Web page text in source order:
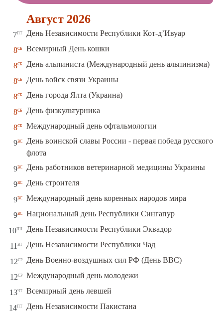
Август 2026
7пт День Независимости Республики Кот-д’Ивуар
8сб Всемирный День кошки
8сб День альпиниста (Международный день альпинизма)
8сб День войск связи Украины
8сб День города Ялта (Украина)
8сб День физкультурника
8сб Международный день офтальмологии
9вс
День воинской славы России - первая победа русского
флота
9вс День работников ветеринарной медицины Украины
9вс День строителя
9вс Международный день коренных народов мира
9вс Национальный день Республики Сингапур
10пн День Независимости Республики Эквадор
11 вт День Независимости Республики Чад
12ср День Военно-воздушных сил РФ (День ВВС)
12ср Международный день молодежи
13чт Всемирный день левшей
14пт День Независимости Пакистана